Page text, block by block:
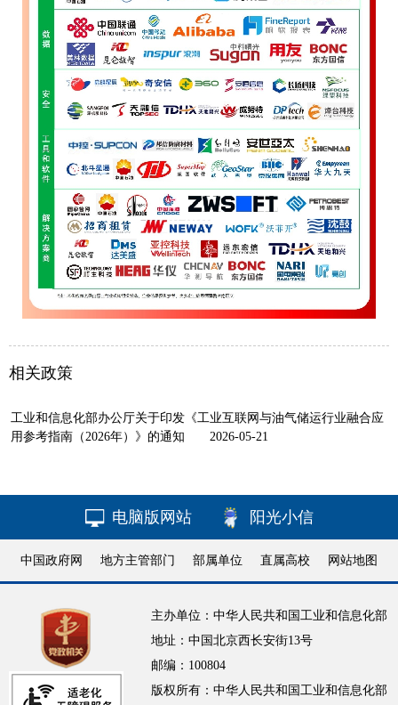
相关政策
工业和信息化部办公厅关于印发《工业互联网与油气储运行业融合应
用参考指南（2026年）》的通知
2026-05-21
电脑版网站 阳光小信
中国政府网 地方主管部门 部属单位 直属高校 网站地图
主办单位：中华人民共和国工业和信息化部
地址：中国北京西长安街13号
邮编：100804
版权所有：中华人民共和国工业和信息化部